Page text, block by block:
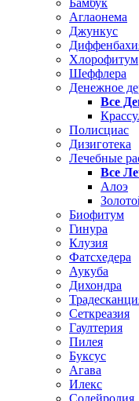
Бамбук
Аглаонема
Джункус
Хлорофитум
Шеффлера
Денежное
Все
Полисциас
Дизиготека
Лечебные
Все
Алоэ
Биофитум
Гинура
Клузия
Фатсхедера
Аукуба
Дихондра
Сеткреазия
Гаултерия
Пилея
Буксус
Агава
Илекс